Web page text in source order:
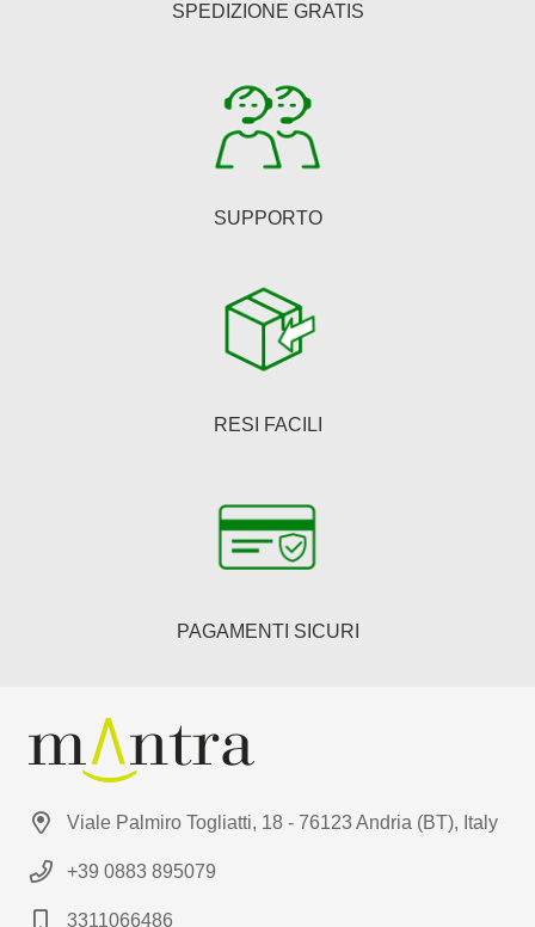
SPEDIZIONE GRATIS
SUPPORTO
RESI FACILI
PAGAMENTI SICURI
Viale Palmiro Togliatti, 18 - 76123 Andria (BT), Italy
+39 0883 895079
3311066486